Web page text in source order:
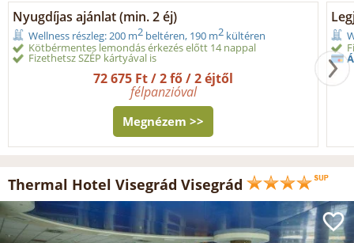
Nyugdíjas ajánlat (min. 2 éj)
Wellness részleg: 200 m2 beltéren, 190 m2 kültéren
Kötbérmentes lemondás érkezés előtt 14 nappal
Fizethetsz SZÉP kártyával is
72 675 Ft / 2 fő / 2 éjtől
félpanzióval
Megnézem >>
Thermal Hotel Visegrád Visegrád